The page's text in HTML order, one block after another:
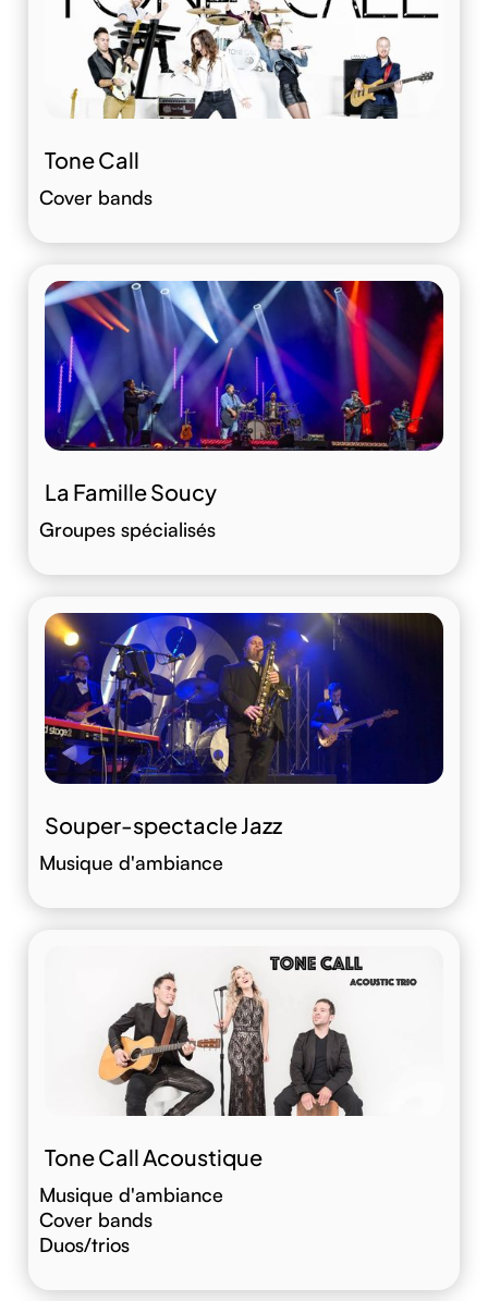
Tone Call
Cover bands
La Famille Soucy
Groupes spécialisés
Souper-spectacle Jazz
Musique d'ambiance
Tone Call Acoustique
Musique d'ambiance
Cover bands
Duos/trios